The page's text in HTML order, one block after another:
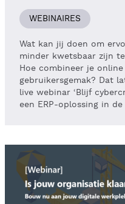
WEBINAIRES
Wat kan jij doen om
minder kwetsbaar zijn
Hoe combineer je
gebruikersgemak? Dat
live webinar ‘Blijf
een ERP-oplossing in